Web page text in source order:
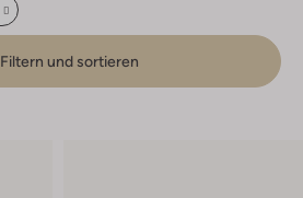
Filtern und sortieren